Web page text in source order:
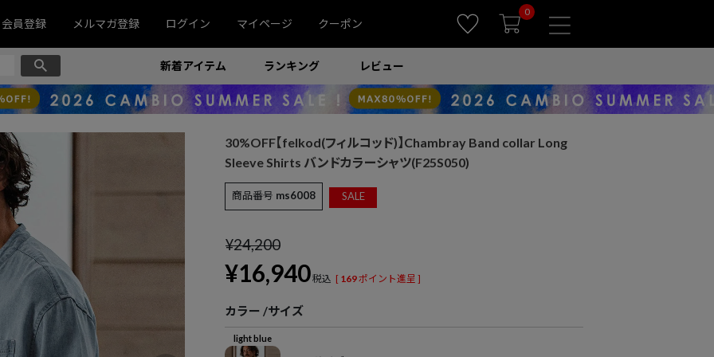
会員登録 メルマガ登録 ログイン マイページ クーポン
0
新着アイテム ランキング レビュー
30%OFF【felkod(フィルコッド)】Chambray Band collar Long
Sleeve Shirts バンドカラーシャツ(F25S050)
商品番号 ms6008 SALE
¥24,200
¥16,940税込 [ 169ポイント進呈 ]
カラー サイズ
light blue